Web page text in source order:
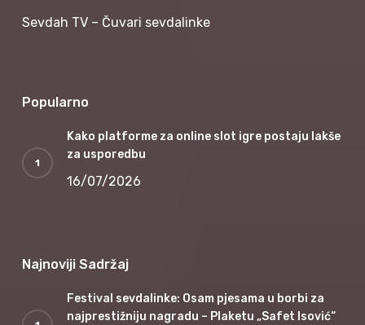
Sevdah TV – Čuvari sevdalinke
Popularno
Kako platforme za online slot igre postaju lakše
za usporedbu
16/07/2026
Najnoviji Sadržaj
Festival sevdalinke: Osam pjesama u borbi za
najprestižniju nagradu – Plaketu „Safet Isović“